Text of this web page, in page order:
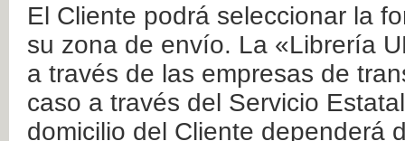
El Cliente podrá seleccionar la
su zona de envío. La «Librería
a través de las empresas de
caso a través del Servicio
domicilio del Cliente dependerá